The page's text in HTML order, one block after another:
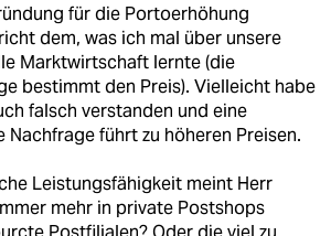
für die Portoerhöhung
dem, was ich mal über unsere
Marktwirtschaft lernte (die
bestimmt den Preis). Vielleicht habe
falsch verstanden und eine
Nachfrage führt zu höheren Preisen.
Leistungsfähigkeit meint Herr
mehr in private Postshops